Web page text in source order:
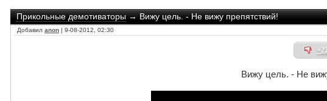
Прикольные демотиваторы→ Вижу цель. - Не вижу препятствий!
Добавил anon | 9-08-2012, 02:30
Вижу цель. - Не